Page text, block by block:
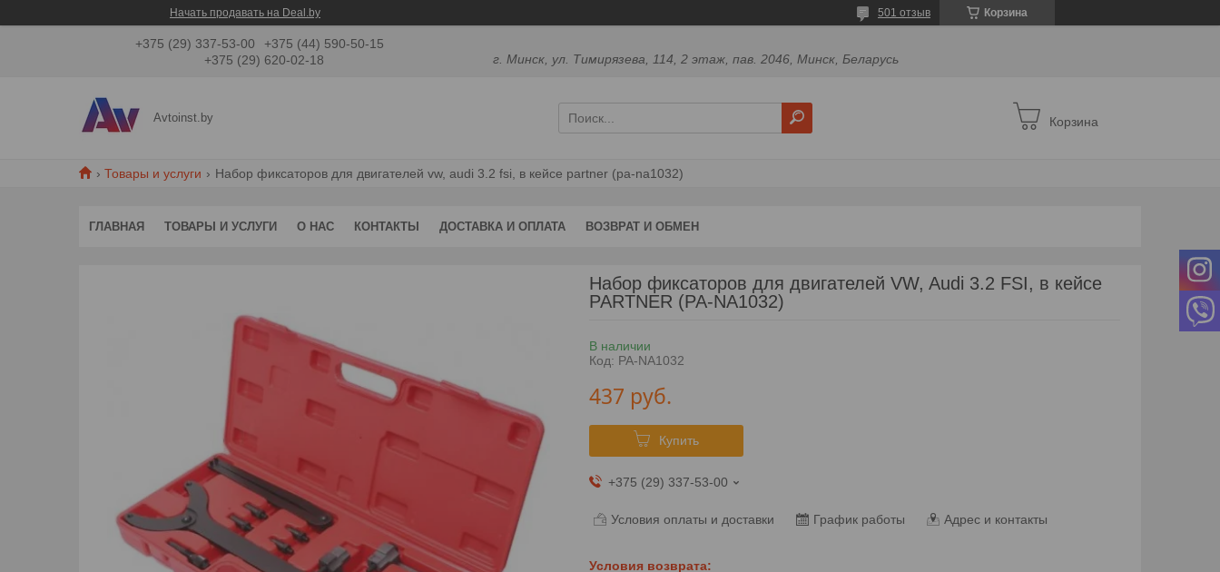
Начать продавать на Deal.by Корзина
501 отзыв
+375 (29) 337-53-00
+375 (44) 590-50-15
+375 (29) 620-02-18
г. Минск, ул. Тимирязева, 114, 2 этаж, пав. 2046, Минск, Беларусь
Avtoinst.by Корзина
Товары и услуги Набор фиксаторов для двигателей vw, audi 3.2 fsi, в кейсе partner (pa-na1032)
ГЛАВНАЯ ТОВАРЫ И УСЛУГИ О НАС КОНТАКТЫ ДОСТАВКА И ОПЛАТА ВОЗВРАТ И ОБМЕН
Набор фиксаторов для двигателей VW, Audi 3.2 FSI, в кейсе
PARTNER (PA-NA1032)
В наличии
Код: PA-NA1032
437 руб.
Купить
+375 (29) 337-53-00
Условия оплаты и доставки График работы Адрес и контакты